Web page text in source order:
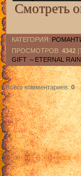
Смотреть
КАТЕГОРИЯ:
ПРОСМОТРОВ: 4342
GIFT ～ETERNAL
Всего комментариев:0